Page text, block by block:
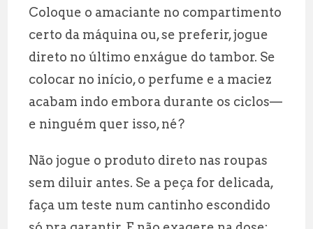
Coloque o amaciante no compartimento
certo da máquina ou, se preferir, jogue
direto no último enxágue do tambor. Se
colocar no início, o perfume e a maciez
acabam indo embora durante os ciclos—
e ninguém quer isso, né?
Não jogue o produto direto nas roupas
sem diluir antes. Se a peça for delicada,
faça um teste num cantinho escondido